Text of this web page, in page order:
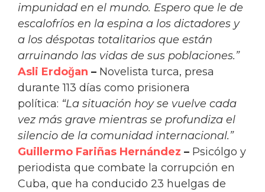
impunidad en el mundo. Espero que le de
escalofríos en la espina a los dictadores y
a los déspotas totalitarios que están
arruinando las vidas de sus poblaciones.”
Asli Erdoğan – Novelista turca, presa
durante 113 días como prisionera
política: “La situación hoy se vuelve cada
vez más grave mientras se profundiza el
silencio de la comunidad internacional.”
Guillermo Fariñas Hernández – Psicólgo y
periodista que combate la corrupción en
Cuba, que ha conducido 23 huelgas de